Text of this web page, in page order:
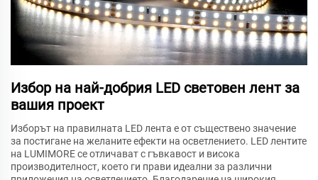
Избор на най-добрия LED световен лент за
вашия проект
Изборът на правилната LED лента е от съществено значение
за постигане на желаните ефекти на осветлението. LED лентите
на LUMIMORE се отличават с гъвкавост и висока
производителност, което ги прави идеални за различни